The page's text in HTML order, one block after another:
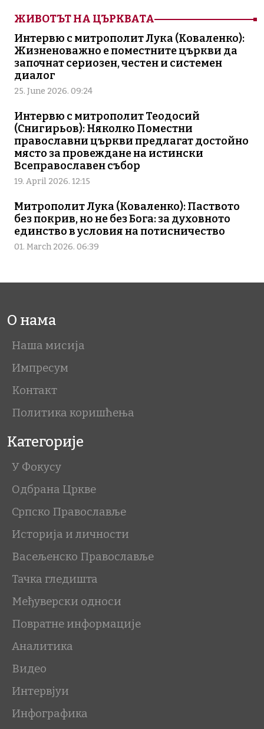
ЖИВОТЪТ НА ЦЪРКВАТА
Интервю с митрополит Лука (Коваленко):
Жизненоважно е поместните църкви да
започнат сериозен, честен и системен
диалог
25. June 2026. 09:24
Интервю с митрополит Теодосий
(Снигирьов): Няколко Поместни
православни църкви предлагат достойно
място за провеждане на истински
Всеправославен събор
19. April 2026. 12:15
Митрополит Лука (Коваленко): Паството
без покрив, но не без Бога: за духовното
единство в условия на потисничество
01. March 2026. 06:39
О нама
Наша мисија
Импресум
Контакт
Политика коришћења
Категорије
У Фокусу
Одбрана Цркве
Српско Православље
Историја и личности
Васељенско Православље
Тачка гледишта
Међуверски односи
Повратне информације
Аналитика
Видео
Интервјуи
Инфографика